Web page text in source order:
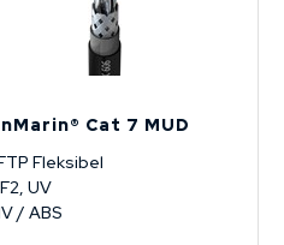
Cat 7 MUD
Fleksibel
UV
/ ABS